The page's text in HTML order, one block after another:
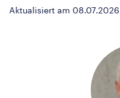
Aktualisiert am 08.07.2026